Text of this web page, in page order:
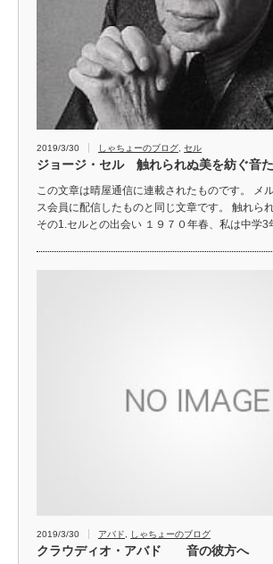
2019/3/30 しゃちょーのブログ セル
ジョージ・セル 触れられぬ美を紡ぐ音
この文章は晴屋通信に連載されたものです。 メ
ス会員に配信したものと同じ文章です。 触れら
その1.セルとの出会い １９７０年春、私は中学
2019/3/30 アバド しゃちょーのブログ
クラウディオ・アバド 音の彼方へ